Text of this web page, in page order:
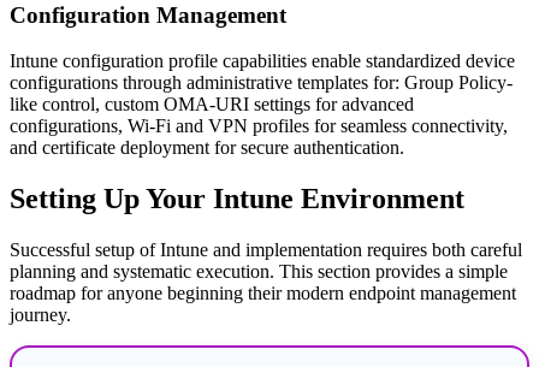
Configuration Management
Intune configuration profile capabilities enable standardized device
configurations through administrative templates for: Group Policy-
like control, custom OMA-URI settings for advanced
configurations, Wi-Fi and VPN profiles for seamless connectivity,
and certificate deployment for secure authentication.
Setting Up Your Intune Environment
Successful setup of Intune and implementation requires both careful
planning and systematic execution. This section provides a simple
roadmap for anyone beginning their modern endpoint management
journey.